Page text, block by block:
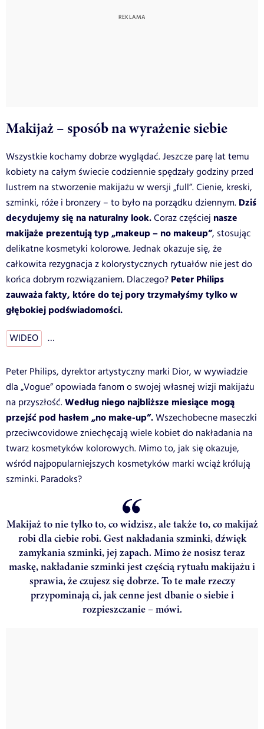
Makijaż – sposób na wyrażenie siebie
Wszystkie kochamy dobrze wyglądać. Jeszcze parę lat temu
kobiety na całym świecie codziennie spędzały godziny przed
lustrem na stworzenie makijażu w wersji „full”. Cienie, kreski,
szminki, róże i bronzery – to było na porządku dziennym. Dziś
decydujemy się na naturalny look.Coraz częściej nasze
makijaże prezentują typ „makeup – no makeup”, stosując
delikatne kosmetyki kolorowe. Jednak okazuje się, że
całkowita rezygnacja z kolorystycznych rytuałów nie jest do
końca dobrym rozwiązaniem. Dlaczego? Peter Philips
zauważa fakty, które do tej pory trzymałyśmy tylko w
głębokiej podświadomości.
WIDEO …
Peter Philips, dyrektor artystyczny marki Dior, w wywiadzie
dla „Vogue” opowiada fanom o swojej własnej wizji makijażu
na przyszłość.Według niego najbliższe miesiące mogą
przejść pod hasłem „no make-up”.Wszechobecne maseczki
przeciwcovidowe zniechęcają wiele kobiet do nakładania na
twarz kosmetyków kolorowych. Mimo to, jak się okazuje,
wśród najpopularniejszych kosmetyków marki wciąż królują
szminki. Paradoks?
Makijaż to nie tylko to, co widzisz, ale także to, co makijaż
robi dla ciebie robi. Gest nakładania szminki, dźwięk
zamykania szminki, jej zapach. Mimo że nosisz teraz
maskę, nakładanie szminki jest częścią rytuału makijażu i
sprawia, że czujesz się dobrze. To te małe rzeczy
przypominają ci, jak cenne jest dbanie o siebie i
rozpieszczanie – mówi.